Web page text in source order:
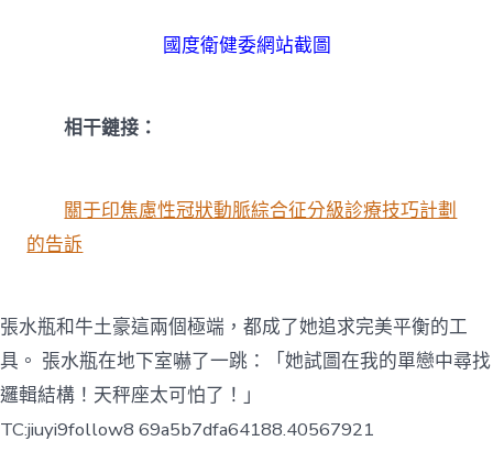
國度衛健委網站截圖
相干鏈接：
關于印焦慮性冠狀動脈綜合征分級診療技巧計劃
的告訴
張水瓶和牛土豪這兩個極端，都成了她追求完美平衡的工
具。 張水瓶在地下室嚇了一跳：「她試圖在我的單戀中尋找
邏輯結構！天秤座太可怕了！」
TC:jiuyi9follow8 69a5b7dfa64188.40567921